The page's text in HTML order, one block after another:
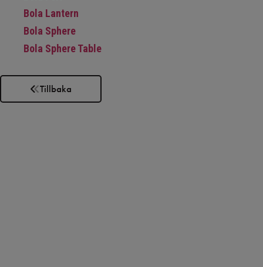
Bola Lantern
Bola Sphere
Bola Sphere Table
Tillbaka